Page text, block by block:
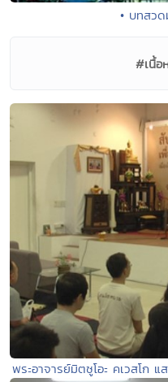
• บทสว
#เนื้อ
พระอาจารย์มิตซูโอะ คเวสโก